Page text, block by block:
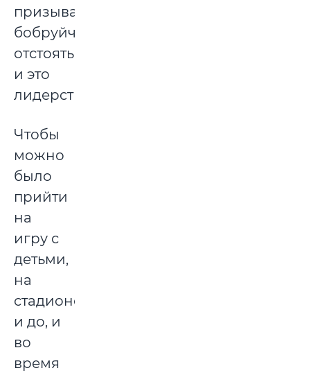
призывает
бобруйчан
отстоять
и это
лидерство!
Чтобы
можно
было
прийти
на
игру с
детьми,
на
стадионе
и до, и
во
время